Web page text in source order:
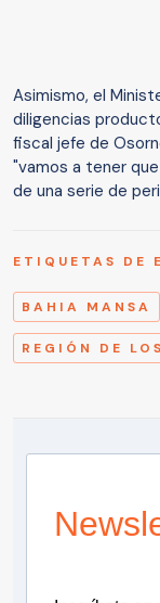
Asimismo, el
diligencias
fiscal jefe de
"vamos a tener
de una serie de
ETIQUETAS DE
BAHIA MANSA
REGIÓN DE